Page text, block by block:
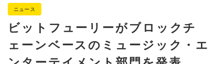
ニュース
ビットフューリーがブロックチ
ェーンベースのミュージック・エ